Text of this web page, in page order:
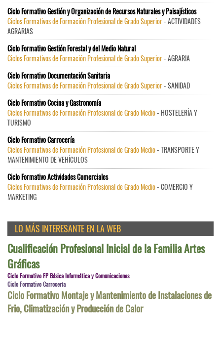
Ciclo Formativo Gestión y Organización de Recursos Naturales y Paisajísticos
Ciclos Formativos de Formación Profesional de Grado Superior- ACTIVIDADES
AGRARIAS
Ciclo Formativo Gestión Forestal y del Medio Natural
Ciclos Formativos de Formación Profesional de Grado Superior- AGRARIA
Ciclo Formativo Documentación Sanitaria
Ciclos Formativos de Formación Profesional de Grado Superior- SANIDAD
Ciclo Formativo Cocina y Gastronomía
Ciclos Formativos de Formación Profesional de Grado Medio- HOSTELERÍA Y
TURISMO
Ciclo Formativo Carrocería
Ciclos Formativos de Formación Profesional de Grado Medio- TRANSPORTE Y
MANTENIMIENTO DE VEHÍCULOS
Ciclo Formativo Actividades Comerciales
Ciclos Formativos de Formación Profesional de Grado Medio- COMERCIO Y
MARKETING
LO MÁS INTERESANTE EN LA WEB
Cualificación Profesional Inicial de la Familia Artes
Gráficas
Ciclo Formativo FP Básica Informática y Comunicaciones
Ciclo Formativo Carrocería
Ciclo Formativo Montaje y Mantenimiento de Instalaciones de
Frio, Climatización y Producción de Calor